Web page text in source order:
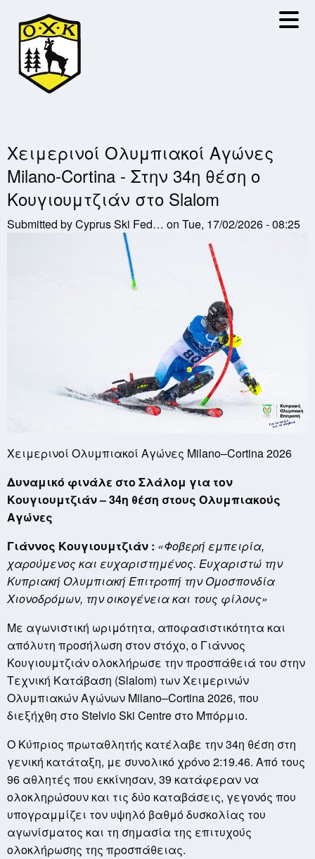
main
content
Χειμερινοί Ολυμπιακοί Αγώνες
Milano-Cortina - Στην 34η θέση ο
Κουγιουμτζιάν στο Slalom
Submitted byCyprus Ski Fed… on Tue, 17/02/2026 - 08:25
Χειμερινοί Ολυμπιακοί Αγώνες Milano–Cortina 2026
Δυναμικό φινάλε στο Σλάλομ για τον
Κουγιουμτζιάν – 34η θέση στους Ολυμπιακούς
Αγώνες
Γιάννος Κουγιουμτζιάν : «Φοβερή εμπειρία,
χαρούμενος και ευχαριστημένος. Ευχαριστώ την
Κυπριακή Ολυμπιακή Επιτροπή την Ομοσπονδία
Χιονοδρόμων, την οικογένεια και τους φίλους»
Με αγωνιστική ωριμότητα, αποφασιστικότητα και
απόλυτη προσήλωση στον στόχο, ο Γιάννος
Κουγιουμτζιάν ολοκλήρωσε την προσπάθειά του στην
Τεχνική Κατάβαση (Slalom) των Χειμερινών
Ολυμπιακών Αγώνων Milano–Cortina 2026, που
διεξήχθη στο Stelvio Ski Centre στο Μπόρμιο.
Ο Κύπριος πρωταθλητής κατέλαβε την 34η θέση στη
γενική κατάταξη, με συνολικό χρόνο 2:19.46. Από τους
96 αθλητές που εκκίνησαν, 39 κατάφεραν να
ολοκληρώσουν και τις δύο καταβάσεις, γεγονός που
υπογραμμίζει τον υψηλό βαθμό δυσκολίας του
αγωνίσματος και τη σημασία της επιτυχούς
ολοκλήρωσης της προσπάθειας.